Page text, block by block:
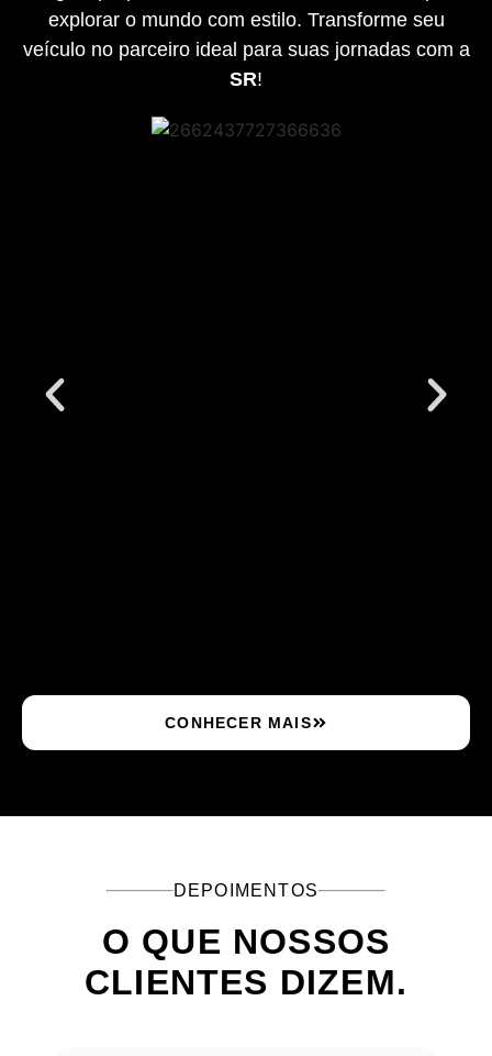
explorar o mundo com estilo. Transforme seu
veículo no parceiro ideal para suas jornadas com a
SR!
CONHECER MAIS
DEPOIMENTOS
O QUE NOSSOS
CLIENTES DIZEM.